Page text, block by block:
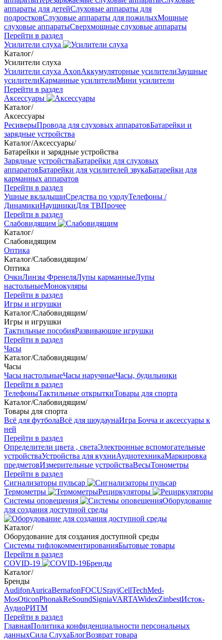
аппараты для детейСлуховые аппараты для
подростковСлуховые аппараты для пожилыхМощные
слуховые аппаратыСверхмощные слуховые аппараты
Перейти в раздел
Усилители слуха
Каталог/
Усилители слуха
Усилители слуха AxonАккумуляторные усилителиЗаушные
усилителиКарманные усилителиМини усилители
Перейти в раздел
Аксессуары
Каталог/
Аксессуары
РесиверыПровода для слуховых аппаратовБатарейки и
зарядные устройства
Каталог/Аксессуары/
Батарейки и зарядные устройства
Зарядные устройстваБатарейки для слуховых
аппаратовБатарейки для усилителей звукаБатарейки для
карманных аппаратов
Перейти в раздел
Ушные вкладышиСредства по уходуТелефоны /
ДинамикиНаушникиДля ТВПрочее
Перейти в раздел
Слабовидящим
Каталог/
Слабовидящим
Оптика
Каталог/Слабовидящим/
Оптика
ОчкиЛинзы ФренеляЛупы карманныеЛупы
настольныеМонокуляры
Перейти в раздел
Игры и игрушки
Каталог/Слабовидящим/
Игры и игрушки
Тактильные пособияРазвивающие игрушки
Перейти в раздел
Часы
Каталог/Слабовидящим/
Часы
Часы настольныеЧасы наручныеЧасы, будильники
Перейти в раздел
ТелефоныТактильные открыткиТовары для спорта
Каталог/Слабовидящим/
Товары для спорта
Всё для футболаВсё для шоудаунаИгра Бочча и аксессуары к
ней
Перейти в раздел
Определители цвета , светаЭлектронные вспомогательные
устройстваУстройства для кухниАудиотехникаМаркировка
предметовИзмерительные устройстваВесыТонометры
Перейти в раздел
Сигнализаторы пульсар
Термометры
Рециркуляторы
Cистемы оповещения
Оборудование
для создания доступной среды
Каталог/
Оборудование для создания доступной среды
Системы тифлокомментированияБытовые товары
Перейти в раздел
COVID-19
Бренды
Каталог/
Бренды
AudifonAuricaBernafonFOCUSrayiCellTechMed-
MosOticonPhonakReSoundSigniaVARTAWidexZinbestИсток-
АудиоРИТМ
Перейти в раздел
ГлавнаяПолитика конфиденциальности персональных
данныхСила СлухаБлогВозврат товара